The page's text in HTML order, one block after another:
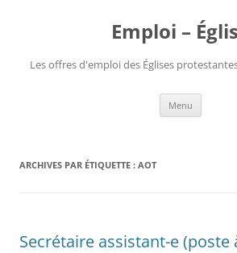
Emploi –
Les offres d'emploi des Églises
Menu
ARCHIVES PAR ÉTIQUETTE : AOT
Secrétaire assistant-e (poste